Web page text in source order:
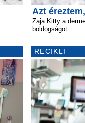
Azt
Zaja Kitty a
boldogságot
RECIKLI